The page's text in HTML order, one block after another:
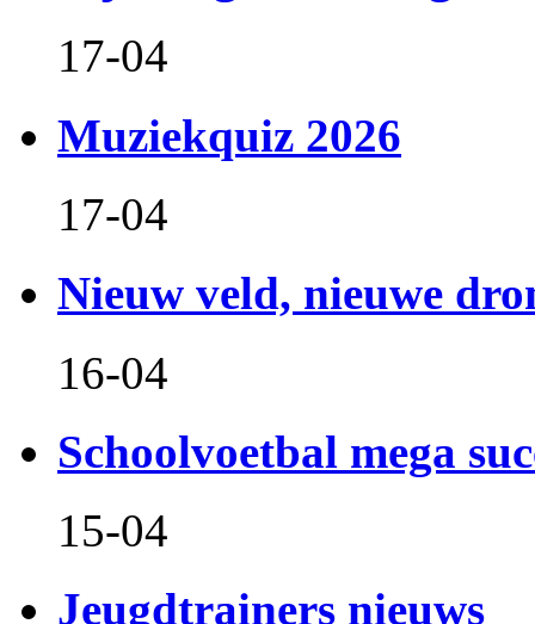
17-04
Muziekquiz 2026
17-04
Nieuw veld, nieuwe
16-04
Schoolvoetbal mega
15-04
Jeugdtrainers nieuws